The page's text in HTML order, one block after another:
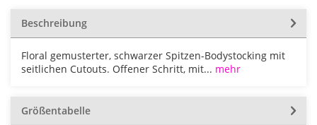
Beschreibung
Floral gemusterter, schwarzer Spitzen-Bodystocking mit
seitlichen Cutouts. Offener Schritt, mit... mehr
Größentabelle